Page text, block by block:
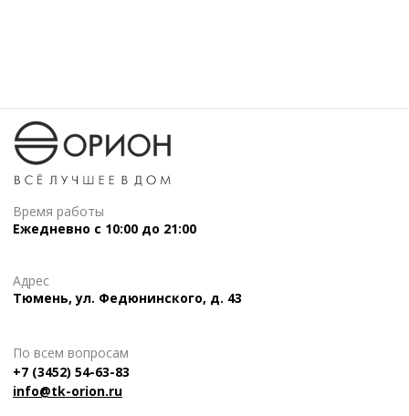
Время работы
Ежедневно с 10:00 до 21:00
Адрес
Тюмень, ул. Федюнинского, д. 43
По всем вопросам
+7 (3452) 54-63-83
info@tk-orion.ru